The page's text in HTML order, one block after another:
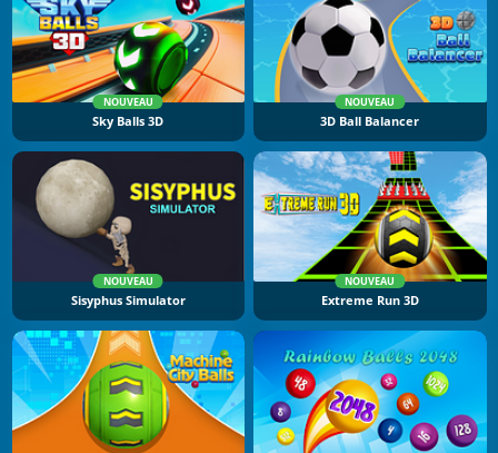
NOUVEAU
Sky Balls 3D
NOUVEAU
3D Ball Balancer
NOUVEAU
Sisyphus Simulator
NOUVEAU
Extreme Run 3D